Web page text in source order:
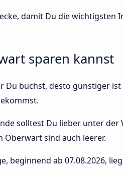
damit Du die wichtigsten
sparen kannst
Du buchst, desto günstiger ist
solltest Du lieber unter der
Oberwart sind auch leerer.
beginnend ab 07.08.2026,